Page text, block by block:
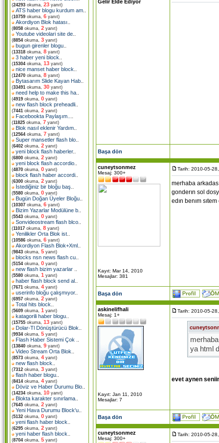
(24293 okuma, 23 yanıt)
ATS haber blogu kurdum am
(10759 okuma, 6 yanıt)
Akordiyon Blok hatası
(8058 okuma, 2 yanıt)
Youtube videolari site de
(8854 okuma, 3 yanıt)
bugun girenler blogu
(13318 okuma, 8 yanıt)
3 haber yeni block
(15304 okuma, 13 yanıt)
nice manset haber block
(12470 okuma, 8 yanıt)
Bytasarım Slide Kayan Hab
(33491 okuma, 30 yanıt)
need help to make this ha
(4919 okuma, 0 yanıt)
new flash block preheadli
(7441 okuma, 2 yanıt)
Facebookta Paylaşım..
(11825 okuma, 7 yanıt)
Blok nasıl eklenir Yardım
(12564 okuma, 7 yanıt)
Super mansetler flash blo
(6402 okuma, 2 yanıt)
yeni block flash haberler..
(6800 okuma, 2 yanıt)
yeni block flash accordio
(4870 okuma, 0 yanıt)
block flash haber accordi
(6300 okuma, 2 yanıt)
İstediğiniz bir bloğu baş
(5580 okuma, 0 yanıt)
Bugün Doğan Üyeler Bloğu
(10307 okuma, 6 yanıt)
Bizim Yazarlar Modülüne b
(5543 okuma, 0 yanıt)
Sonvideostream flash blco
(11017 okuma, 8 yanıt)
Yenilikler Orta Blok ist
(10586 okuma, 6 yanıt)
Akordiyon Flash Blok+Xml
(9843 okuma, 5 yanıt)
blocks nsn news flash cu
(5154 okuma, 0 yanıt)
new flash bizim yazarlar
(5580 okuma, 1 yanıt)
haber flash block send al
(7671 okuma, 4 yanıt)
userinfo bloğu çalışmıyor..
(6957 okuma, 2 yanıt)
Total hits block
(5609 okuma, 1 yanıt)
katagorili haber blogu
(15755 okuma, 13 yanıt)
Dolar-Tl Dönüştürücü Blok
(9934 okuma, 5 yanıt)
Flash Haber Sistemi Çok
(13840 okuma, 9 yanıt)
Video Stream Orta Blok
(8573 okuma, 4 yanıt)
new flash block
(7312 okuma, 3 yanıt)
flash haber blogu
(8414 okuma, 4 yanıt)
Döviz ve Haber Durumu Blo
(14234 okuma, 10 yanıt)
Blokta karakter sınırlama
(7645 okuma, 2 yanıt)
Yeni Hava Durumu Block'u
(5132 okuma, 0 yanıt)
yeni flash haber block
(6295 okuma, 2 yanıt)
yeni haber flash block
(8704 okuma, 5 yanıt)
Gelir Elde Ediyor
Başa dön
cuneytsonmez
Mesaj: 300+
Kayıt: Mar 14, 2010
Mesajlar: 381
Tarih: 2010-05-
merhaba
gonderın sol
edın benım
Başa dön
askinelifhali
Mesaj: 1+
Kayıt: Jan 11, 2010
Mesajlar: 7
Tarih: 2010-05-
ya html
yanı
evet aynen
Başa dön
cuneytsonmez
Mesaj: 300+
Tarih: 2010-05-